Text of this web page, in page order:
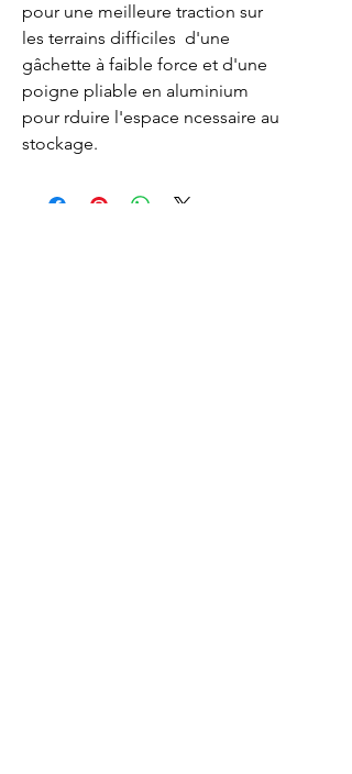
pour une meilleure traction sur
les terrains difficiles  d'une
gâchette à faible force et d'une
poigne pliable en aluminium
pour rduire l'espace ncessaire au
stockage.